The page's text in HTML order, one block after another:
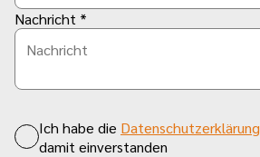
Nachricht *
Ich habe die Datenschutzerklärung
damit einverstanden